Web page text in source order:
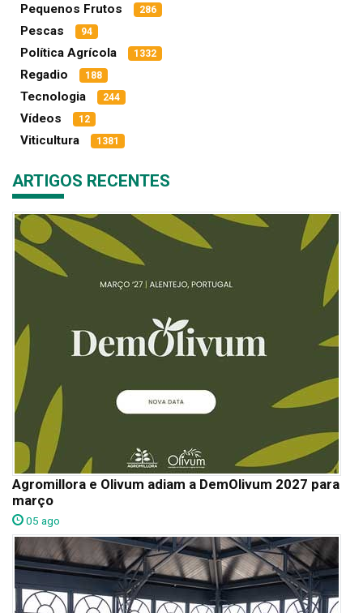
Pequenos Frutos 286
Pescas 94
Política Agrícola 1332
Regadio 188
Tecnologia 244
Vídeos 12
Viticultura 1381
ARTIGOS RECENTES
Agromillora e Olivum adiam a DemOlivum 2027 para
março
05 ago